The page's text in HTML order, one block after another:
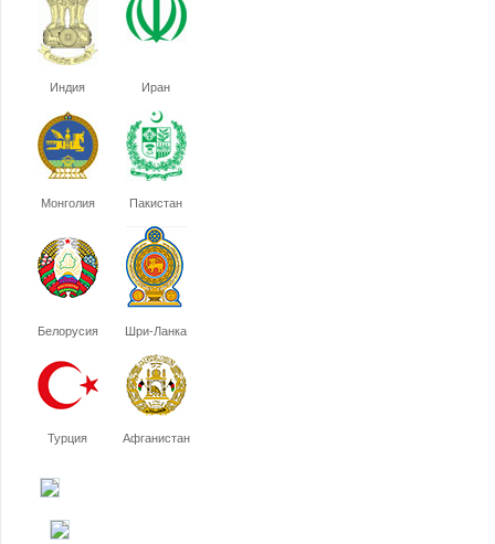
Индия Иран
Монголия Пакистан
Белорусия Шри-Ланка
Турция Афганистан